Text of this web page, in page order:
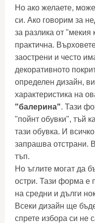
Но ако желаете,
си. Ако говорим за
за разлика от "мекия
практична.
заострени и често
декоративното
определен дизайн,
характеристика на
"балерина". Тази
"пойнт обувки", тъй
тази обувка. И
запрашва отстрани.
тъп.
Но ъглите могат да
остри. Тази форма е
на средни и дълги
Всеки дизайн ще
спрете избора си не